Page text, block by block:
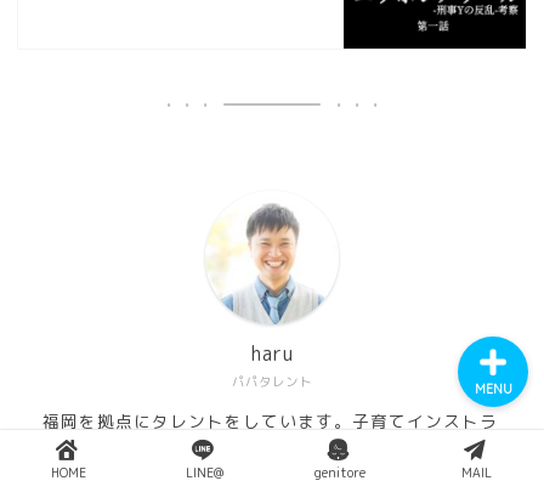
パパタレント
haru
福岡を拠点にタレントをしています。子育てインストラ
クター・ISD個性心理学インストラクター・防災士・コ
スメマスター資格をもとにした講演活動のほか、子ども
HOME LINE@ genitore MAIL
MENU
YouTube